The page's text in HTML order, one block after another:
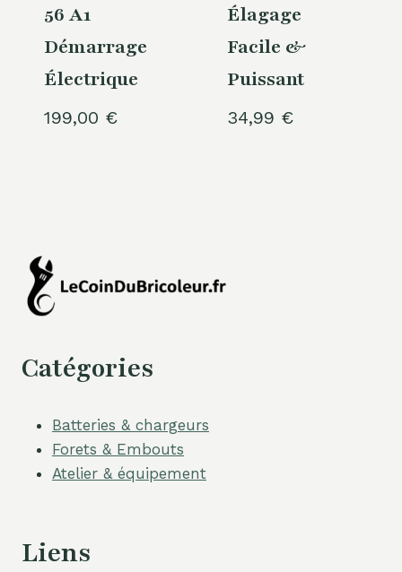
56 A1
Démarrage
Électrique
199,00 €
Élagage
Facile &
Puissant
34,99 €
Catégories
Batteries & chargeurs
Forets & Embouts
Atelier & équipement
Liens